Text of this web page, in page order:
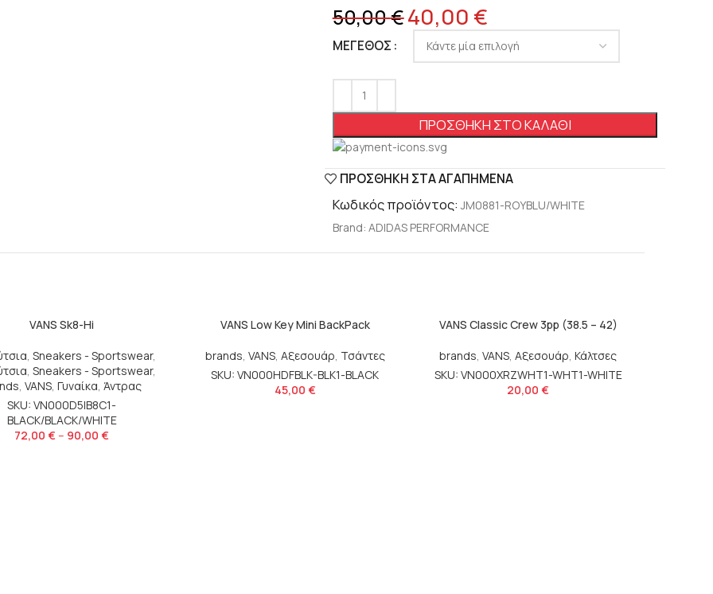
50,00€40,00 €
ΜΈΓΕΘΟΣ
ΠΡΟΣΘΉΚΗ ΣΤΟ ΚΑΛΆΘΙ
ΠΡΟΣΘΉΚΗ ΣΤΑ ΑΓΑΠΗΜΈΝΑ
Κωδικός προϊόντος:JM0881-ROYBLU/WHITE
Brand: ADIDAS PERFORMANCE
VANS Sk8-Hi
, Sneakers - Sportswear,
, Sneakers - Sportswear,
, VANS, Γυναίκα, Άντρας
SKU: VN000D5IB8C1-
BLACK/BLACK/WHITE
72,00 € – 90,00 €
VANS Low Key Mini BackPack
brands, VANS, Αξεσουάρ, Τσάντες
SKU: VN000HDFBLK-BLK1-BLACK
45,00 €
VANS Classic Crew 3pp (38.5 – 42)
brands, VANS, Αξεσουάρ, Κάλτσες
SKU: VN000XRZWHT1-WHT1-WHITE
20,00 €